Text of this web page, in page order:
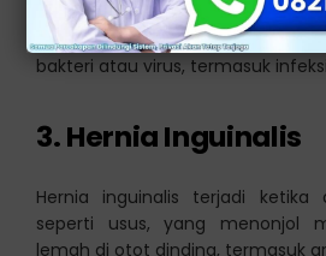
Pembengkakan kelenjar
karena tubuh sedang melawan
bakteri atau virus, termasuk
3. Hernia Inguinalis
Hernia inguinalis terjadi ketika
seperti usus, yang menonjol
lemah di otot dinding, termasuk